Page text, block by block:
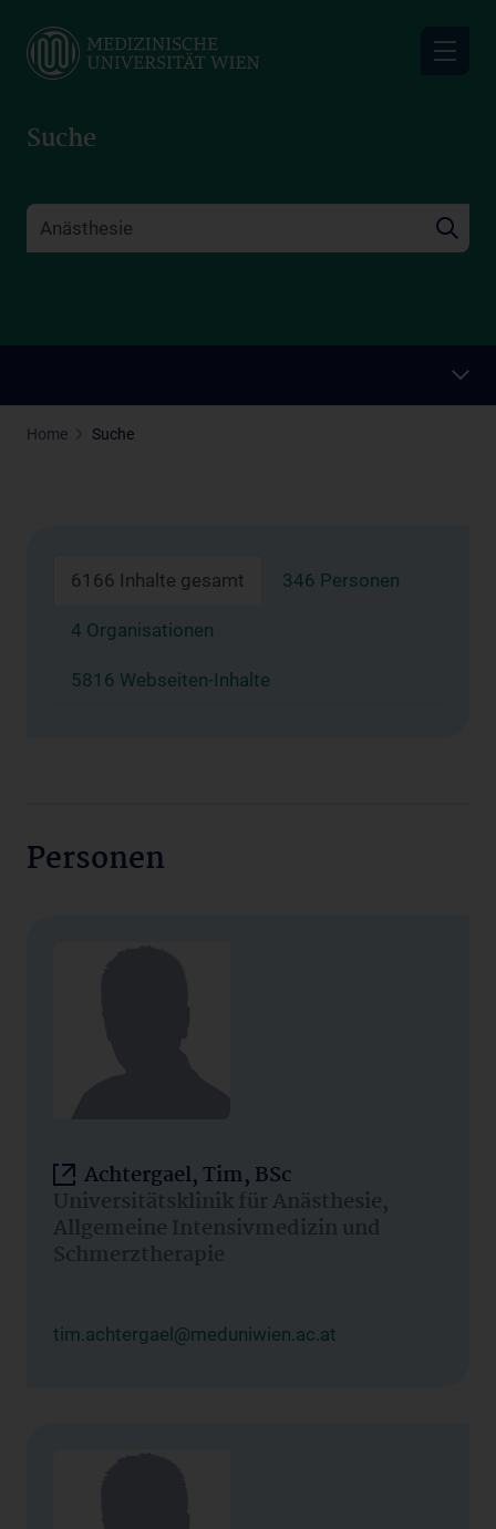
main
Suche
Home Suche
6166 Inhalte gesamt 346 Personen
4 Organisationen
5816 Webseiten-Inhalte
Personen
Achtergael, Tim, BSc
Universitätsklinik für Anästhesie,
Allgemeine Intensivmedizin und
Schmerztherapie
tim.achtergael@meduniwien.ac.at